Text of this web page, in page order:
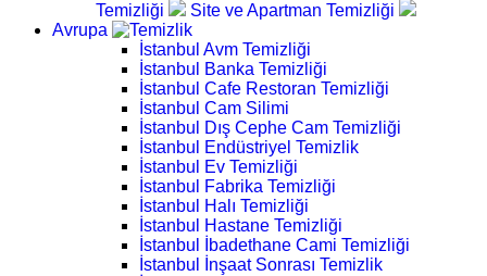
Temizliği
Site ve Apartman Temizliği
Avrupa
İstanbul Avm Temizliği
İstanbul Banka Temizliği
İstanbul Cafe Restoran Temizliği
İstanbul Cam Silimi
İstanbul Dış Cephe Cam Temizliği
İstanbul Endüstriyel Temizlik
İstanbul Ev Temizliği
İstanbul Fabrika Temizliği
İstanbul Halı Temizliği
İstanbul Hastane Temizliği
İstanbul İbadethane Cami Temizliği
İstanbul İnşaat Sonrası Temizlik